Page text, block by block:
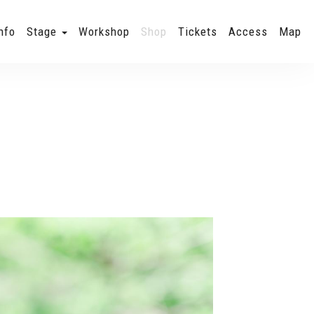
Stage Workshop Shop Tickets Access Map